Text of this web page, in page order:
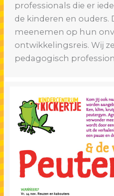
professionals die er
de kinderen en ouders.
meenemen op hun
ontwikkelingsreis. Wij
pedagogisch